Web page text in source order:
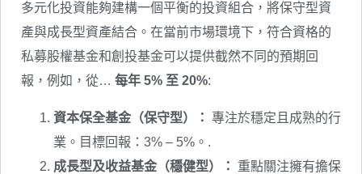
多元化投資能夠建構一個平衡的投資組合，將保守型資
產與成長型資產結合。在當前市場環境下，符合資格的
私募股權基金和創投基金可以提供截然不同的預期回
報，例如，從… 每年 5% 至 20%:
資本保全基金（保守型）： 專注於穩定且成熟的行
業。目標回報：3% – 5%。.
成長型及收益基金（穩健型）：
重點關注擁有擔保